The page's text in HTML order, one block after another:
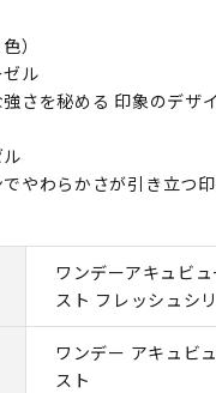
）
ル
さを秘める 印象のデザ
やわらかさが引き立つ
ワンデーアキュビ
スト フレッシュシ
ワンデー アキュビ
スト